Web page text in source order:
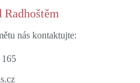
nás kontaktujte: